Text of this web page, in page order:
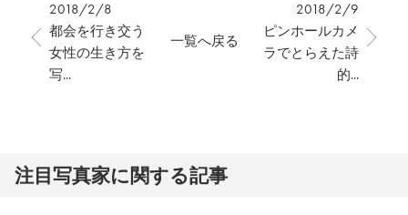
2018/2/8
都会を行き交う
女性の生き方を
写...
2018/2/9
ピンホールカメ
ラでとらえた詩
的...
一覧へ戻る
注⽬写真家に関する記事